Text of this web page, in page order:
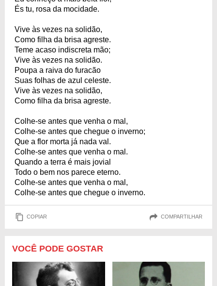
És tu, rosa da mocidade.
Vive às vezes na solidão,
Como filha da brisa agreste.
Teme acaso indiscreta mão;
Vive às vezes na solidão.
Poupa a raiva do furacão
Suas folhas de azul celeste.
Vive às vezes na solidão,
Como filha da brisa agreste.
Colhe-se antes que venha o mal,
Colhe-se antes que chegue o inverno;
Que a flor morta já nada val.
Colhe-se antes que venha o mal.
Quando a terra é mais jovial
Todo o bem nos parece eterno.
Colhe-se antes que venha o mal,
Colhe-se antes que chegue o inverno.
COPIAR COMPARTILHAR
VOCÊ PODE GOSTAR